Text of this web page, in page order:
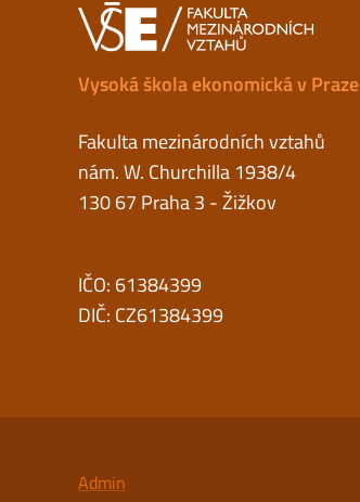
Vysoká škola ekonomická v Praze
Fakulta mezinárodních vztahů
nám. W. Churchilla 1938/4
130 67 Praha 3 - Žižkov
IČO: 61384399
DIČ: CZ61384399
Admin